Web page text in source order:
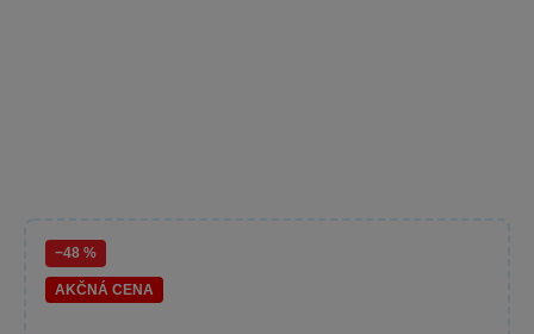
−48 %
AKČNÁ CENA